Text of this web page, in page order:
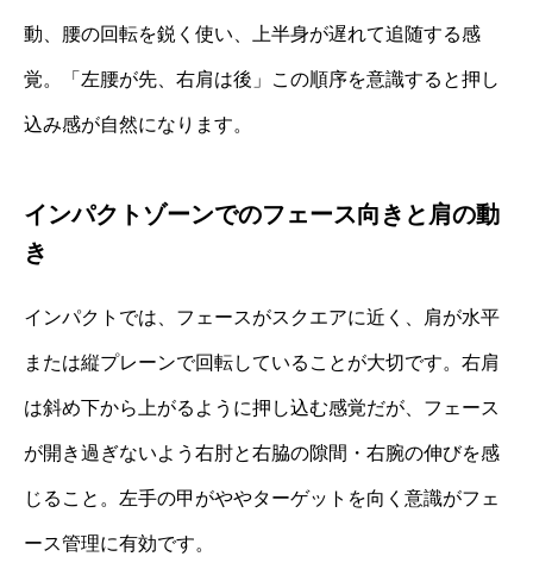
動、腰の回転を鋭く使い、上半身が遅れて追随する感
覚。「左腰が先、右肩は後」この順序を意識すると押し
込み感が自然になります。
インパクトゾーンでのフェース向きと肩の動
き
インパクトでは、フェースがスクエアに近く、肩が水平
または縦プレーンで回転していることが大切です。右肩
は斜め下から上がるように押し込む感覚だが、フェース
が開き過ぎないよう右肘と右脇の隙間・右腕の伸びを感
じること。左手の甲がややターゲットを向く意識がフェ
ース管理に有効です。